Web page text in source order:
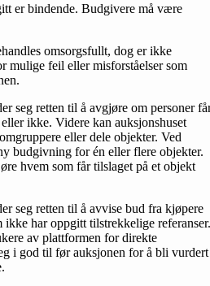
er bindende. Budgivere må være
omsorgsfullt, dog er ikke
mulige feil eller misforståelser som
seg retten til å avgjøre om personer
ikke. Videre kan auksjonshuset
eller dele objekter. Ved
budgivning for én eller flere objekter.
hvem som får tilslaget på et objekt
seg retten til å avvise bud fra kjøpere
ikke har oppgitt tilstrekkelige referanser.
av plattformen for direkte
i god til før auksjonen for å bli vurdert